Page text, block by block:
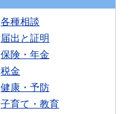
各種相談
届出と証明
保険・年金
税金
健康・予防
子育て・教育